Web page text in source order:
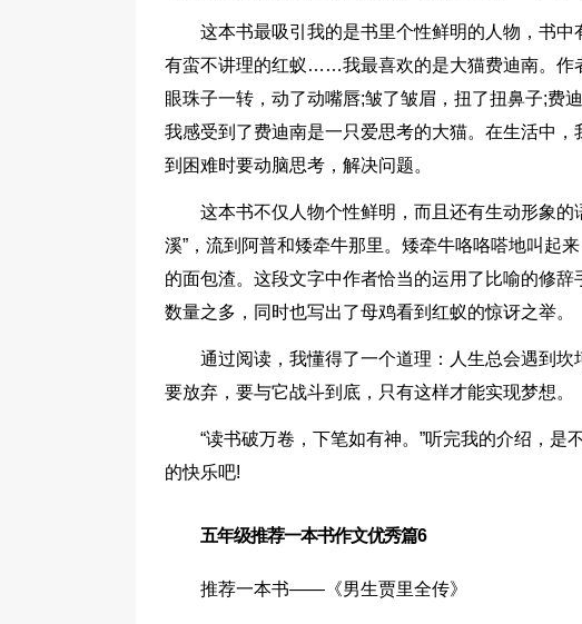
这本书最吸引我的是书里个性鲜明的人物，书
有蛮不讲理的红蚁……我最喜欢的是大猫费迪南。作
眼珠子一转，动了动嘴唇;皱了皱眉，扭了扭鼻子;
我感受到了费迪南是一只爱思考的大猫。在生活中
到困难时要动脑思考，解决问题。
这本书不仅人物个性鲜明，而且还有生动形象
溪”，流到阿普和矮牵牛那里。矮牵牛咯咯嗒地叫起
的面包渣。这段文字中作者恰当的运用了比喻的修
数量之多，同时也写出了母鸡看到红蚁的惊讶之举。
通过阅读，我懂得了一个道理：人生总会遇到
要放弃，要与它战斗到底，只有这样才能实现梦想。
“读书破万卷，下笔如有神。”听完我的介绍，
的快乐吧!
五年级推荐一本书作文优秀篇6
推荐一本书——《男生贾里全传》